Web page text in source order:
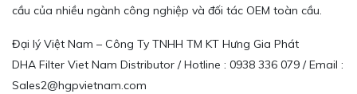
cầu của nhiều ngành công nghiệp và đối tác OEM toàn cầu.
Đại lý Việt Nam – Công Ty TNHH TM KT Hưng Gia Phát
DHA Filter Viet Nam Distributor / Hotline : 0938 336 079 / Email :
Sales2@hgpvietnam.com